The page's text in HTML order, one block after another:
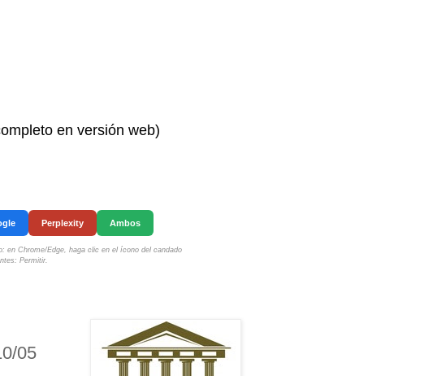
en versión web)
Perplexity Ambos
en Chrome/Edge, haga clic en el ícono del candado
Permitir.
05